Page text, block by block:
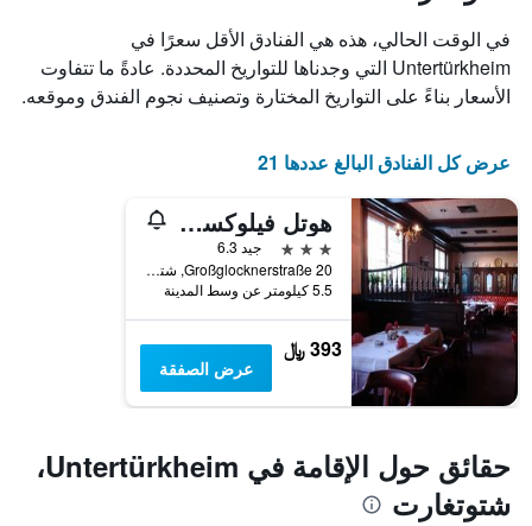
الذي
يعرض
أيام
الأسبوع.
التالي
محور
Y
الذي
يعرض
متوسط
سعر
غرفة
في الوقت الحالي، هذه هي الفنادق الأقل سعرًا في
Untertürkheim التي وجدناها للتواريخ المحددة. عادةً ما تتفاوت
الأسعار بناءً على التواريخ المختارة وتصنيف نجوم الفندق وموقعه.
عرض كل الفنادق البالغ عددها 21
هوتل فيلوكسينيا
3 نجوم
جيد 6.3
Großglocknerstraße 20, شتوتغارت, بادن - فورتمبيرغ, ألمانيا
5.5 كيلومتر عن وسط المدينة
393 ﷼
عرض الصفقة
حقائق حول الإقامة في Untertürkheim،
شتوتغارت